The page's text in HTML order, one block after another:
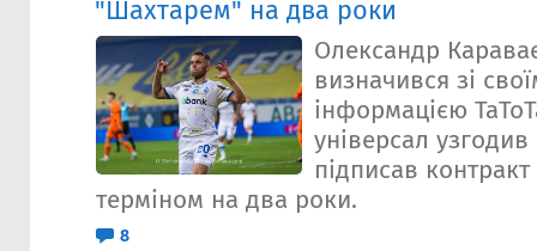
"Шахтарем" на два роки
Олександр
визначився зі
інформацією
універсал
підписав
терміном на два роки.
8